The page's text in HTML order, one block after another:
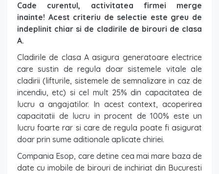
Cade curentul, activitatea firmei merge
inainte! Acest criteriu de selectie este greu de
indeplinit chiar si de cladirile de birouri de clasa
A.
Cladirile de clasa A asigura generatoare electrice
care sustin de regula doar sistemele vitale ale
cladirii (lifturile, sistemele de semnalizare in caz de
incendiu, etc) si cel mult 25% din capacitatea de
lucru a angajatilor. In acest context, acoperirea
capacitatii de lucru in procent de 100% este un
lucru foarte rar si care de regula poate fi asigurat
doar prin sume aditionale aplicate chiriei.
Compania Esop, care detine cea mai mare baza de
date cu imobile de birouri de inchiriat din Bucuresti